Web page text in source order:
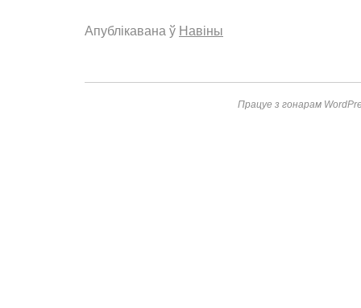
Апублікавана ў Навіны
Працуе з гонарам